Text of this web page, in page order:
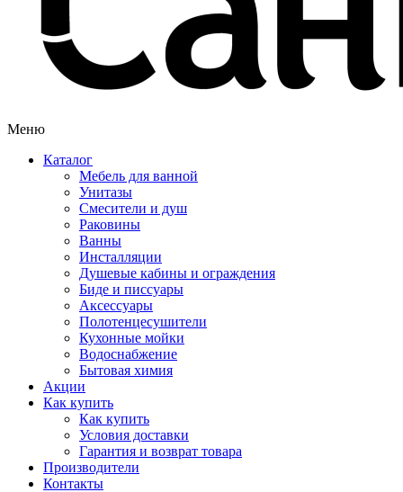
Меню
Каталог
Мебель для ванной
Унитазы
Смесители и душ
Раковины
Ванны
Инсталляции
Душевые кабины и ограждения
Биде и писсуары
Аксессуары
Полотенцесушители
Кухонные мойки
Водоснабжение
Бытовая химия
Акции
Как купить
Как купить
Условия доставки
Гарантия и возврат товара
Производители
Контакты